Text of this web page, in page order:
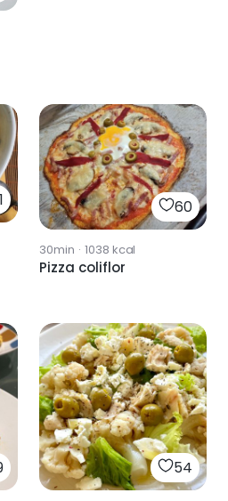
60
30min · 1038 kcal
Pizza coliflor
54